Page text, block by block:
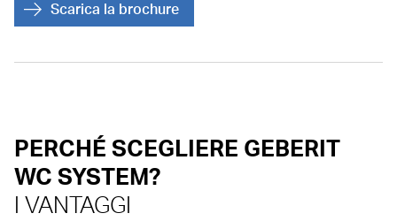
Scarica la brochure
PERCHÉ SCEGLIERE GEBERIT
WC SYSTEM?
I VANTAGGI